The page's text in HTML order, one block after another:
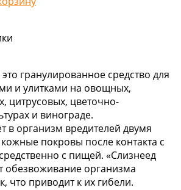
гранулированное средство для
и улитками на овощных,
цитрусовых, цветочно-
и винограде.
в организм вредителей двумя
покровы после контакта с
с пищей. «Слизнеед
обезвоживание организма
что приводит к их гибели.